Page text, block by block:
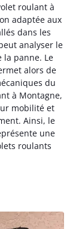
roulant à
adaptée aux
dans les
analyser le
la panne. Le
alors de
du
à Montagne,
mobilité et
Ainsi, le
une
roulants